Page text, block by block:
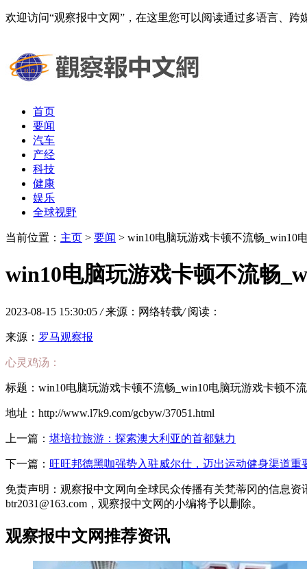
欢迎访问“观察报中文网”，在这里您可以阅读通过多语言、
首页
要闻
汽车
产经
科技
健康
娱乐
全球视野
当前位置： 主页 > 要闻 > win10电脑玩游戏卡顿不流畅_win10
win10电脑玩游戏卡顿不流畅
2023-08-15 15:30:05 / 来源：网络转载/ 阅读：
来源： 罗马观察报
心灵鸡汤：
标题：win10电脑玩游戏卡顿不流畅_win10电脑玩游戏卡顿不
地址：http://www.l7k9.com/gcbyw/37051.html
上一篇： 堪培拉旅游：探索澳大利亚的首都魅力
下一篇： 旺旺邦德黑咖强势入驻威尔仕，迈出运动健身渠道重
免责声明：观察报中文网向全球民众传播有关梵蒂冈的信息
btr2031@163.com，观察报中文网的小编将予以删除。
观察报中文网推荐资讯